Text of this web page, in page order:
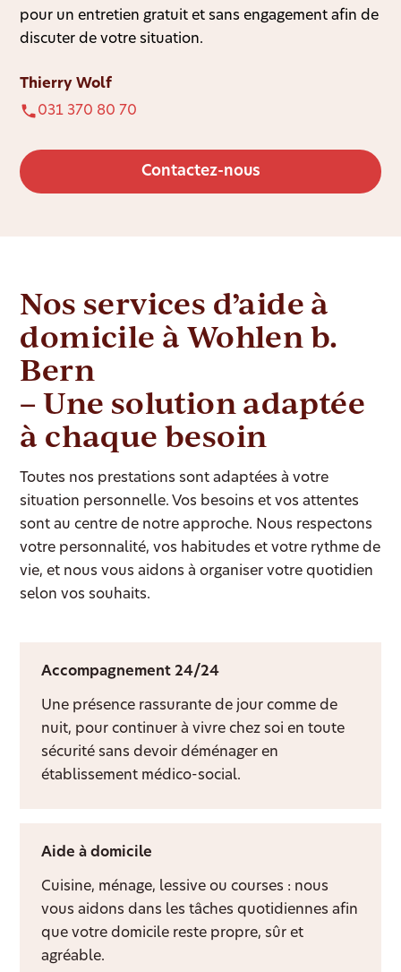
pour un entretien gratuit et sans engagement afin de
discuter de votre situation.
Thierry Wolf
031 370 80 70
Contactez-nous
Nos services d’aide à
domicile à Wohlen b.
Bern
– Une solution adaptée
à chaque besoin
Toutes nos prestations sont adaptées à votre
situation personnelle. Vos besoins et vos attentes
sont au centre de notre approche. Nous respectons
votre personnalité, vos habitudes et votre rythme de
vie, et nous vous aidons à organiser votre quotidien
selon vos souhaits.
Accompagnement 24/24
Une présence rassurante de jour comme de
nuit, pour continuer à vivre chez soi en toute
sécurité sans devoir déménager en
établissement médico-social.
Aide à domicile
Cuisine, ménage, lessive ou courses : nous
vous aidons dans les tâches quotidiennes afin
que votre domicile reste propre, sûr et
agréable.